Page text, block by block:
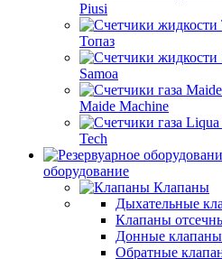
Piusi
Топаз
Samoa
Maide Machine
Tech
оборудование
Клапаны
Дыхательные
Клапаны
Донные клапаны
Обратные